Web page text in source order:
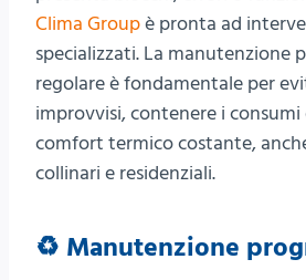
Clima Groupè pronta ad
specializzati. La manutenzione
regolare è fondamentale per
improvvisi, contenere i consumi
comfort termico costante,
collinari e residenziali.
♻️ Manutenzione